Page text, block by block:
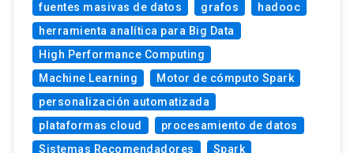
fuentes masivas de datos
grafos
hadooc
herramienta analítica para Big Data
High Performance Computing
Machine Learning
Motor de cómputo Spark
personalización automatizada
plataformas cloud
procesamiento de datos
Sistemas Recomendadores
Spark